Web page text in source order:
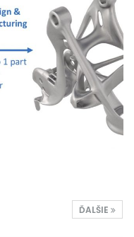
ĎALŠIE